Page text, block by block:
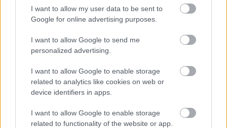
I want to allow my user data to be sent to
Google for online advertising purposes.
I want to allow Google to send me
personalized advertising.
I want to allow Google to enable storage
related to analytics like cookies on web or
device identifiers in apps.
I want to allow Google to enable storage
related to functionality of the website or app.
Το νέο σύστημα αξιολόγησης ποιότητας των